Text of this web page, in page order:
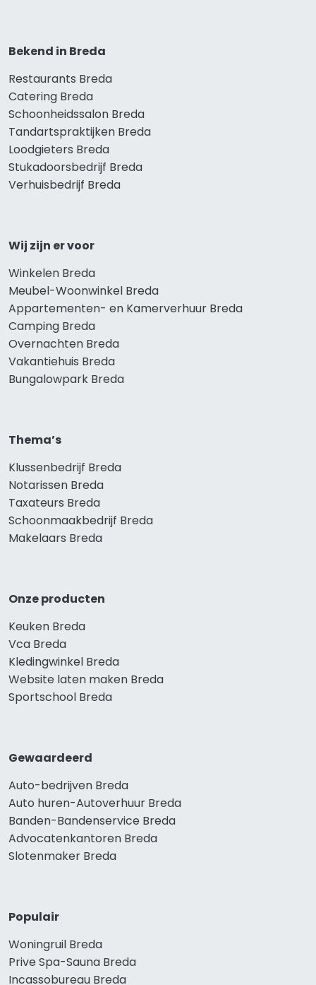
Bekend in Breda
Restaurants Breda
Catering Breda
Schoonheidssalon Breda
Tandartspraktijken Breda
Loodgieters Breda
Stukadoorsbedrijf Breda
Verhuisbedrijf Breda
Wij zijn er voor
Winkelen Breda
Meubel-Woonwinkel Breda
Appartementen- en Kamerverhuur Breda
Camping Breda
Overnachten Breda
Vakantiehuis Breda
Bungalowpark Breda
Thema’s
Klussenbedrijf Breda
Notarissen Breda
Taxateurs Breda
Schoonmaakbedrijf Breda
Makelaars Breda
Onze producten
Keuken Breda
Vca Breda
Kledingwinkel Breda
Website laten maken Breda
Sportschool Breda
Gewaardeerd
Auto-bedrijven Breda
Auto huren-Autoverhuur Breda
Banden-Bandenservice Breda
Advocatenkantoren Breda
Slotenmaker Breda
Populair
Woningruil Breda
Prive Spa-Sauna Breda
Incassobureau Breda